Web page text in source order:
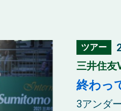
ツアー
三井住友
終わっ
3アンダ